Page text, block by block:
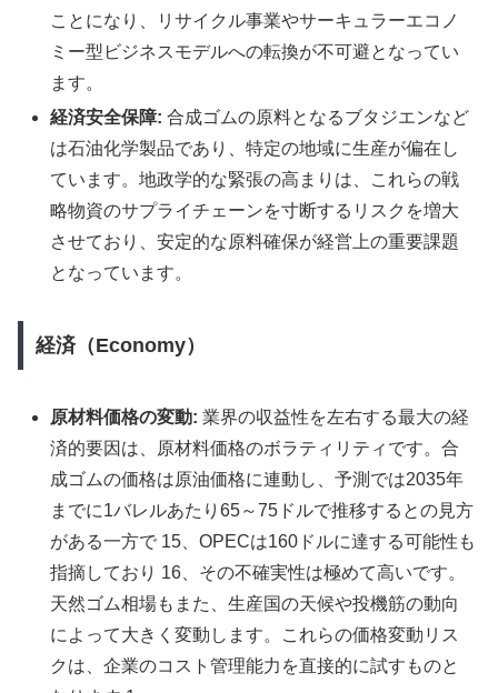
ことになり、リサイクル事業やサーキュラーエコノ
ミー型ビジネスモデルへの転換が不可避となってい
ます。
経済安全保障: 合成ゴムの原料となるブタジエンなど
は石油化学製品であり、特定の地域に生産が偏在し
ています。地政学的な緊張の高まりは、これらの戦
略物資のサプライチェーンを寸断するリスクを増大
させており、安定的な原料確保が経営上の重要課題
となっています。
経済（Economy）
原材料価格の変動: 業界の収益性を左右する最大の経
済的要因は、原材料価格のボラティリティです。合
成ゴムの価格は原油価格に連動し、予測では2035年
までに1バレルあたり65～75ドルで推移するとの見方
がある一方で 15、OPECは160ドルに達する可能性も
指摘しており 16、その不確実性は極めて高いです。
天然ゴム相場もまた、生産国の天候や投機筋の動向
によって大きく変動します。これらの価格変動リス
クは、企業のコスト管理能力を直接的に試すものと